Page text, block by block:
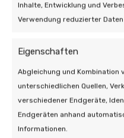
Inhalte, Entwicklung und
Verwendung reduzierter
Eigenschaften
Abgleichung und Kombination
unterschiedlichen Quellen,
verschiedener Endgeräte,
Endgeräten anhand
Informationen.